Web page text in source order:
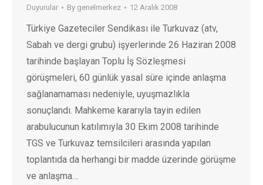
Duyurular By genelmerkez 12 Aralık 2008
Türkiye Gazeteciler Sendikası ile Turkuvaz (atv,
Sabah ve dergi grubu) işyerlerinde 26 Haziran 2008
tarihinde başlayan Toplu İş Sözleşmesi
görüşmeleri, 60 günlük yasal süre içinde anlaşma
sağlanamaması nedeniyle, uyuşmazlıkla
sonuçlandı. Mahkeme kararıyla tayin edilen
arabulucunun katılımıyla 30 Ekim 2008 tarihinde
TGS ve Turkuvaz temsilcileri arasında yapılan
toplantıda da herhangi bir madde üzerinde görüşme
ve anlaşma…